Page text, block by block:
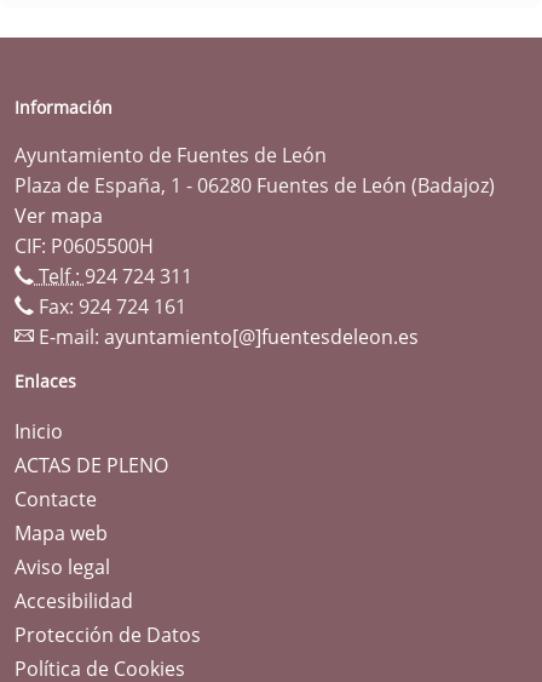
Información
Ayuntamiento de Fuentes de León
Plaza de España, 1 - 06280 Fuentes de León (Badajoz)
Ver mapa
CIF: P0605500H
Telf.: 924 724 311
Fax: 924 724 161
E-mail: ayuntamiento[@]fuentesdeleon.es
Enlaces
Inicio
ACTAS DE PLENO
Contacte
Mapa web
Aviso legal
Accesibilidad
Protección de Datos
Política de Cookies